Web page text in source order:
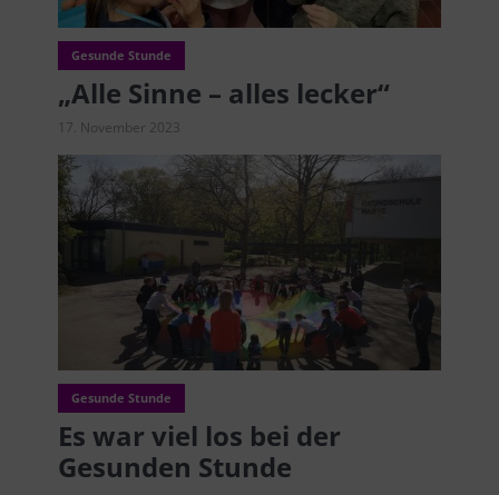
Gesunde Stunde
„Alle Sinne – alles lecker“
17. November 2023
Gesunde Stunde
Es war viel los bei der
Gesunden Stunde